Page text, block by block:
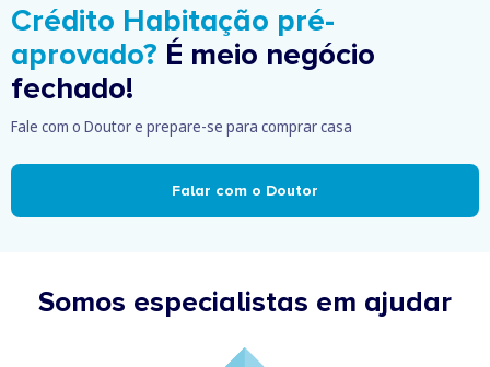
Crédito Habitação pré-
aprovado? É meio negócio
fechado!
Fale com o Doutor e prepare-se para comprar casa
Falar com o Doutor
Somos especialistas em ajudar